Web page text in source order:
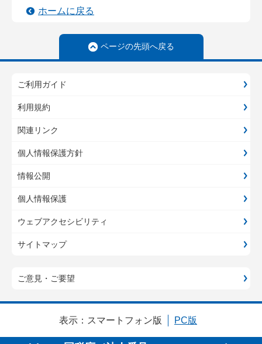
ホームに戻る
ページの先頭へ戻る
ご利用ガイド
利用規約
関連リンク
個人情報保護方針
情報公開
個人情報保護
ウェブアクセシビリティ
サイトマップ
ご意見・ご要望
表示： スマートフォン版 PC版